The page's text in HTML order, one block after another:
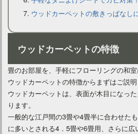
カーペット掃除はクリーナーを活用する！
ウッドカーペットの敷きっぱなし
ウッドカーペットの特徴
畳のお部屋を、手軽にフローリングの和
ウッドカーペットの特徴からまずはご説明
ウッドカーペットは、表面が木目になっ
ります。
一般的な江戸間の3畳や4畳半に合わせた
に多いとされる4．5畳や6畳用、さらに